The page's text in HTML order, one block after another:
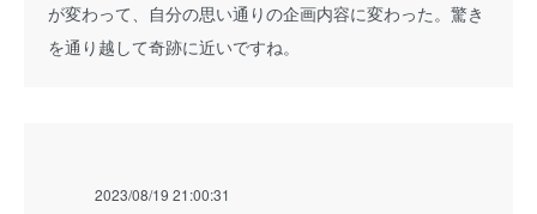
が変わって、自分の思い通りの企画内容に変わった。驚き
を通り越して奇跡に近いですね。
2023/08/19 21:00:31